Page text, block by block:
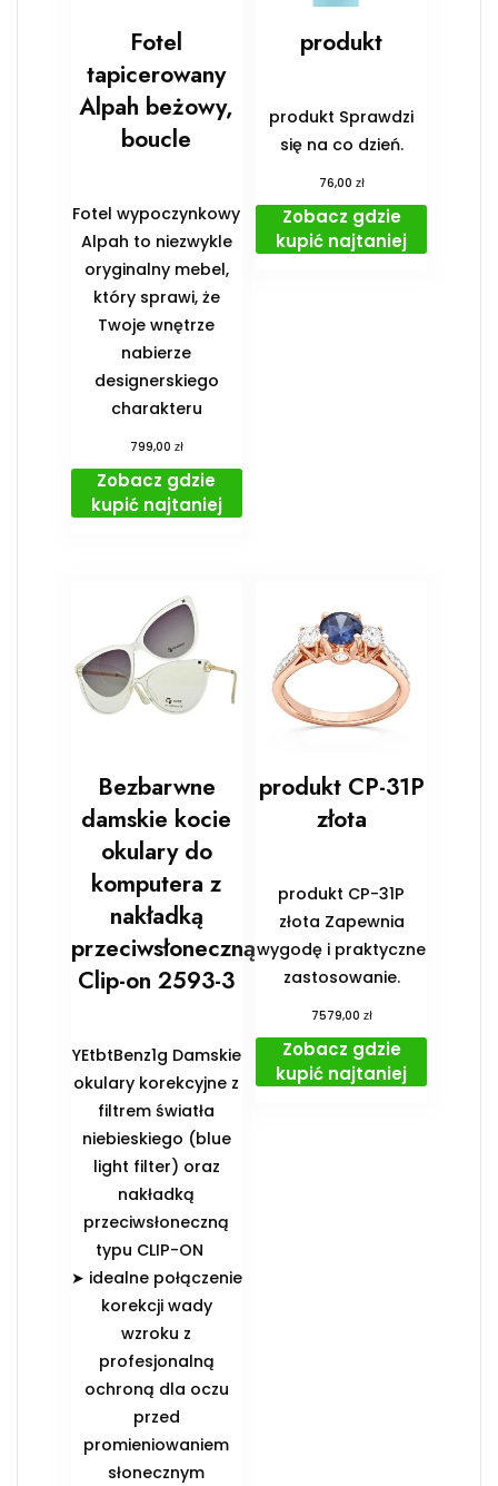
Fotel
tapicerowany
Alpah beżowy,
boucle
Fotel wypoczynkowy
Alpah to niezwykle
oryginalny mebel,
który sprawi, że
Twoje wnętrze
nabierze
designerskiego
charakteru
799,00 zł
Zobacz gdzie
kupić najtaniej
produkt
produkt Sprawdzi
się na co dzień.
76,00 zł
Zobacz gdzie
kupić najtaniej
Bezbarwne
damskie kocie
okulary do
komputera z
nakładką
przeciwsłoneczną
Clip-on 2593-3
YEtbtBenz1g Damskie
okulary korekcyjne z
filtrem światła
niebieskiego (blue
light filter) oraz
nakładką
przeciwsłoneczną
typu CLIP-ON
➤ idealne połączenie
korekcji wady
wzroku z
profesjonalną
ochroną dla oczu
przed
promieniowaniem
słonecznym
produkt CP-31P
złota
produkt CP-31P
złota Zapewnia
wygodę i praktyczne
zastosowanie.
7579,00 zł
Zobacz gdzie
kupić najtaniej